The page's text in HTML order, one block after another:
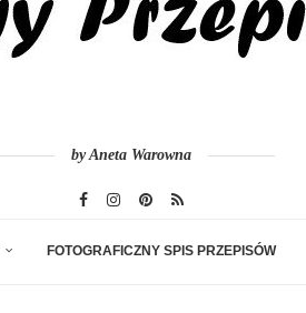
by Aneta Warowna
FOTOGRAFICZNY SPIS PRZEPISÓW